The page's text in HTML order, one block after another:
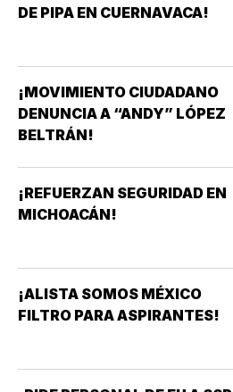
DE PIPA EN CUERNAVACA!
¡MOVIMIENTO CIUDADANO
DENUNCIA A “ANDY” LÓPEZ
BELTRÁN!
¡REFUERZAN SEGURIDAD EN
MICHOACÁN!
¡ALISTA SOMOS MÉXICO
FILTRO PARA ASPIRANTES!